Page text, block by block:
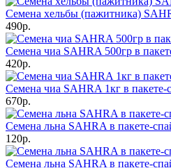
Семена хельбы (пажитника)
490р.
Семена чиа SAHRA 500гр в
420р.
Семена чиа SAHRA 1кг в пакете-
670р.
Семена льна SAHRA в пакете-
120р.
Семена льна SAHRA в пакете-